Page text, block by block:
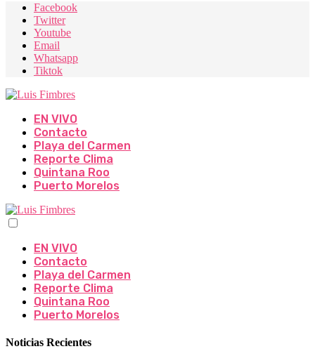
Facebook
Twitter
Youtube
Email
Whatsapp
Tiktok
EN VIVO
Contacto
Playa del Carmen
Reporte Clima
Quintana Roo
Puerto Morelos
EN VIVO
Contacto
Playa del Carmen
Reporte Clima
Quintana Roo
Puerto Morelos
Noticias Recientes